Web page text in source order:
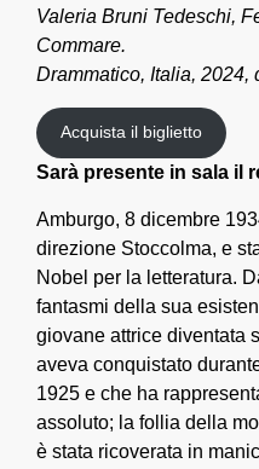
Valeria Bruni Tedeschi,
Commare.
Drammatico, Italia, 2024,
Acquista il biglietto
Sarà presente in sala il
Amburgo, 8 dicembre
direzione Stoccolma, e
Nobel per la letteratura.
fantasmi della sua
giovane attrice diventata
aveva conquistato
1925 e che ha
assoluto; la follia della
è stata ricoverata in